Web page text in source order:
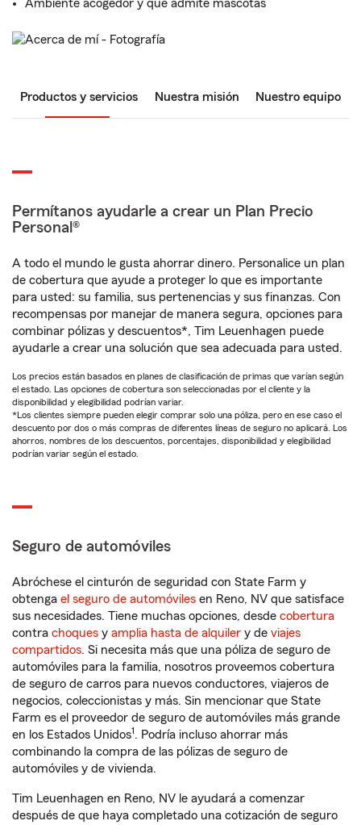
Ambiente acogedor y que admite mascotas
Productos y servicios Nuestra misión Nuestro equipo
Permítanos ayudarle a crear un Plan Precio
Personal®
A todo el mundo le gusta ahorrar dinero. Personalice un plan
de cobertura que ayude a proteger lo que es importante
para usted: su familia, sus pertenencias y sus finanzas. Con
recompensas por manejar de manera segura, opciones para
combinar pólizas y descuentos*, Tim Leuenhagen puede
ayudarle a crear una solución que sea adecuada para usted.
Los precios están basados en planes de clasificación de primas que varían según
el estado. Las opciones de cobertura son seleccionadas por el cliente y la
disponibilidad y elegibilidad podrían variar.
*Los clientes siempre pueden elegir comprar solo una póliza, pero en ese caso el
descuento por dos o más compras de diferentes líneas de seguro no aplicará. Los
ahorros, nombres de los descuentos, porcentajes, disponibilidad y elegibilidad
podrían variar según el estado.
Seguro de automóviles
Abróchese el cinturón de seguridad con State Farm y
obtenga el seguro de automóviles en Reno, NV que satisface
sus necesidades. Tiene muchas opciones, desde cobertura
contra choques y amplia hasta de alquiler y de viajes
compartidos. Si necesita más que una póliza de seguro de
automóviles para la familia, nosotros proveemos cobertura
de seguro de carros para nuevos conductores, viajeros de
negocios, coleccionistas y más. Sin mencionar que State
Farm es el proveedor de seguro de automóviles más grande
en los Estados Unidos1 . Podría incluso ahorrar más
combinando la compra de las pólizas de seguro de
automóviles y de vivienda.
Tim Leuenhagen en Reno, NV le ayudará a comenzar
después de que haya completado una cotización de seguro